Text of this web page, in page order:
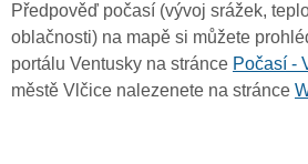
Předpověď počasí (vývoj srážek,
oblačnosti) na mapě si můžete
portálu Ventusky na stránce Počasí -
městě Vlčice nalezenete na stránce